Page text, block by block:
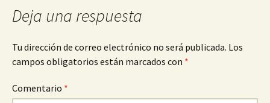
entradas
Deja una respuesta
Tu dirección de correo electrónico no será publicada. Los
campos obligatorios están marcados con *
Comentario *